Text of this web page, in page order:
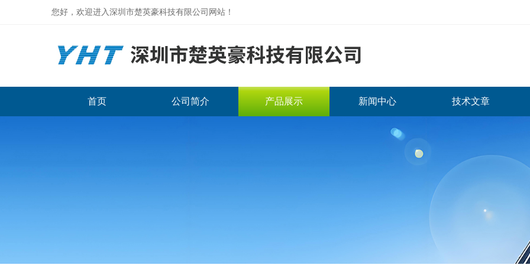
您好，欢迎进入深圳市楚英豪科技有限公司网站！
首页 公司简介 产品展示 新闻中心 技术文章